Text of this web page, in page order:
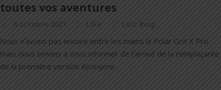
toutes vos aventures
6 octobre 2021 Like Loïc Roig
Nous n'avons pas encore entre les mains la Polar Grit X Pro
mais nous tenons à vous informer de l'arrivé de la remplaçante
de la première version éponyme...